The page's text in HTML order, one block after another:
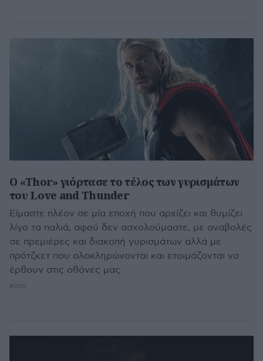
Ο «Thor» γιόρτασε το τέλος των γυρισμάτων
του Love and Thunder
Είμαστε πλέον σε μία εποχή που αρχίζει και θυμίζει
λίγο τα παλιά, αφού δεν ασχολούμαστε, με αναβολές
σε πρεμιέρες και διακοπή γυρισμάτων αλλά με
πρότζκετ που ολοκληρώνονται και ετοιμάζονται να
έρθουν στις οθόνες μας.
ROXX